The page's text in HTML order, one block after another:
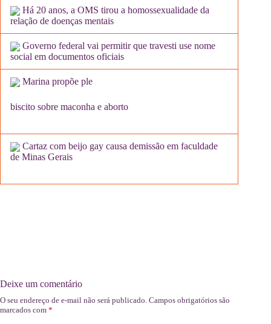
Há 20 anos, a OMS tirou a homossexualidade da
relação de doenças mentais
Governo federal vai permitir que travesti use nome
social em documentos oficiais
Marina propõe ple
biscito sobre maconha e aborto
Cartaz com beijo gay causa demissão em faculdade
de Minas Gerais
Deixe um comentário
O seu endereço de e-mail não será publicado. Campos obrigatórios são
marcados com *